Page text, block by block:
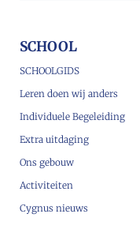
SCHOOL
SCHOOLGIDS
Leren doen wij anders
Individuele Begeleiding
Extra uitdaging
Ons gebouw
Activiteiten
Cygnus nieuws